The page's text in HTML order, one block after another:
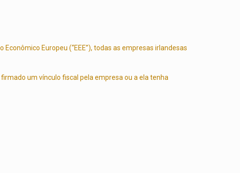
Europeu (“EEE”), todas as empresas irlandesas
um vínculo fiscal pela empresa ou a ela tenha